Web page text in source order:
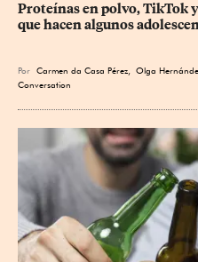
Proteínas en polvo, TikTok
que hacen algunos
Por Carmen da Casa Pérez Olga
Conversation